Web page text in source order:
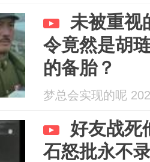
未被重视
令竟然是胡
的备胎？
梦总会实现的呢
好友战死
石怒批永不